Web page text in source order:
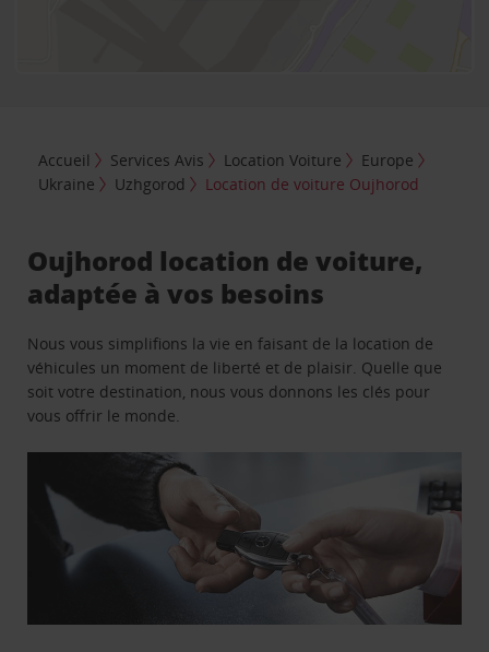
Accueil Services Avis Location Voiture
Europe
Ukraine
Uzhgorod Location de voiture Oujhorod
Oujhorod location de voiture,
adaptée à vos besoins
Nous vous simplifions la vie en faisant de la location de
véhicules un moment de liberté et de plaisir. Quelle que
soit votre destination, nous vous donnons les clés pour
vous offrir le monde.